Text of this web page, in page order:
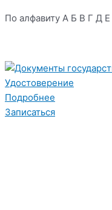
По алфавиту А Б В Г Д Е
Удостоверение
Подробнее
Записаться